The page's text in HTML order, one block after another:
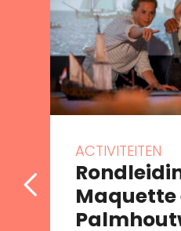
ACTIVITEITEN
Maquette